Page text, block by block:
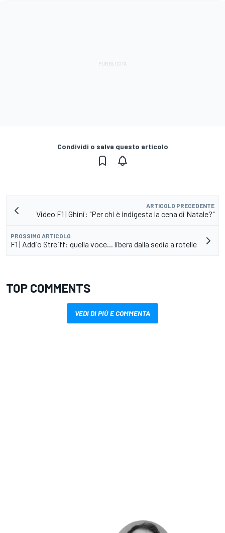
Condividi o salva questo articolo
ARTICOLO PRECEDENTE
Video F1 | Ghini: "Per chi è indigesta la cena di Natale?"
PROSSIMO ARTICOLO
F1 | Addio Streiff: quella voce... libera dalla sedia a rotelle
TOP COMMENTS
VEDI DI PIÙ E COMMENTA